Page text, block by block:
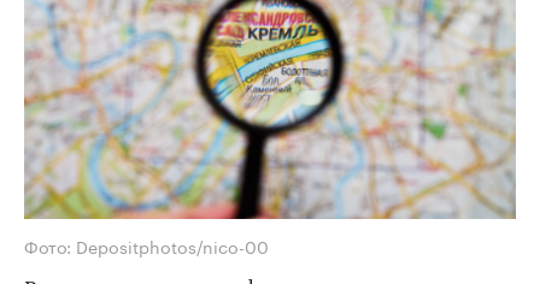
Фото: Depositphotos/nico-00